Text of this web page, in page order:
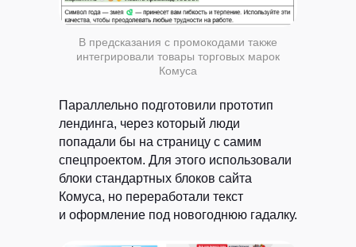
В предсказания с промокодами также
интегрировали товары торговых марок
Комуса
Параллельно подготовили прототип
лендинга, через который люди
попадали бы на страницу с самим
спецпроектом. Для этого использовали
блоки стандартных блоков сайта
Комуса, но переработали текст
и оформление под новогоднюю гадалку.